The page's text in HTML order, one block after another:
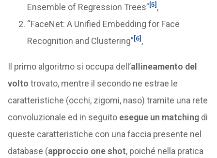
Ensemble of Regression Trees”[5] ,
“FaceNet: A Unified Embedding for Face
Recognition and Clustering”[6] ,
Il primo algoritmo si occupa dell’allineamento del
volto trovato, mentre il secondo ne estrae le
caratteristiche (occhi, zigomi, naso) tramite una rete
convoluzionale ed in seguito esegue un matchingdi
queste caratteristiche con una faccia presente nel
database (approccio one shot, poiché nella pratica